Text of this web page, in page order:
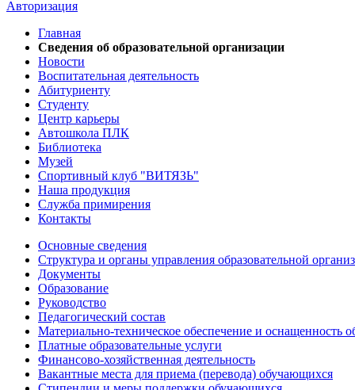
Авторизация
Главная
Сведения об образовательной организации
Новости
Воспитательная деятельность
Абитуриенту
Студенту
Центр карьеры
Автошкола ПЛК
Библиотека
Музей
Спортивный клуб "ВИТЯЗЬ"
Наша продукция
Служба примирения
Контакты
Основные сведения
Структура и органы управления образовательной
Документы
Образование
Руководство
Педагогический состав
Материально-техническое обеспечение и оснащенность
Платные образовательные услуги
Финансово-хозяйственная деятельность
Вакантные места для приема (перевода) обучающихся